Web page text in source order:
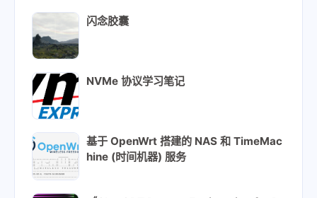
闪念胶囊
NVMe 协议学习笔记
基于 OpenWrt 搭建的 NAS 和 TimeMac
hine (时间机器) 服务